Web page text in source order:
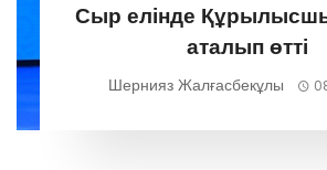
Сыр елінде
аталып өтті
Шернияз Жалғасбекұлы